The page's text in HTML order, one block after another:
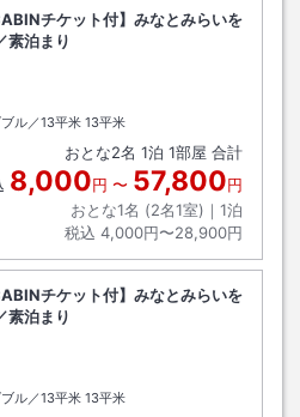
チケット付】みなとみらいを
素泊まり
ル／13平米 13平米
おとな2名 1泊 1部屋 合計
8,000円 〜 57,800円
おとな1名 (2名1室)｜ 1泊
税込 4,000円〜28,900円
チケット付】みなとみらいを
素泊まり
ル／13平米 13平米